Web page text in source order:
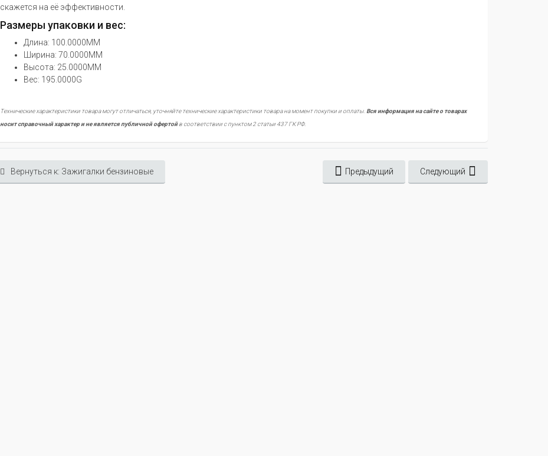
скажется на её эффективности.
Размеры упаковки и вес:
Длина: 100.0000MM
Ширина: 70.0000MM
Высота: 25.0000MM
Вес: 195.0000G
Технические характеристики товара могут отличаться, уточняйте технические характеристики товара на момент покупки и оплаты. Вся информация на сайте о товарах
носит справочный характер и не является публичной офертойв соответствии с пунктом 2 статьи 437 ГК РФ.
Вернуться к: Зажигалки бензиновые Предыдущий Следующий